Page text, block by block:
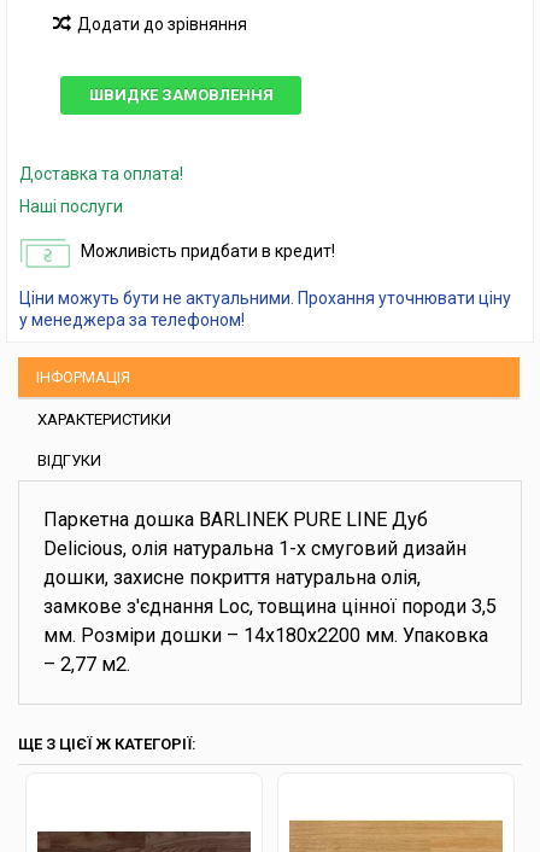
Додати до зрівняння
ШВИДКЕ ЗАМОВЛЕННЯ
Доставка та оплата!
Наші послуги
Можливість придбати в кредит!
Ціни можуть бути не актуальними. Прохання уточнювати ціну
у менеджера за телефоном!
ІНФОРМАЦІЯ
ХАРАКТЕРИСТИКИ
ВІДГУКИ
Паркетна дошка BARLINEK PURE LINE Дуб
Delicious, олія натуральна 1-х смуговий дизайн
дошки, захисне покриття натуральна олія,
замкове з'єднання Loc, товщина цінної породи 3,5
мм. Розміри дошки – 14x180x2200 мм. Упаковка
– 2,77 м2.
ЩЕ З ЦІЄЇ Ж КАТЕГОРІЇ: